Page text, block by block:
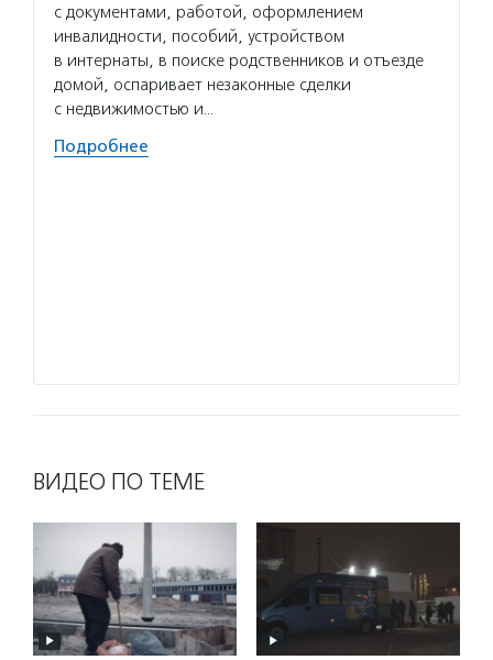
с документами, работой, оформлением
инвалидности, пособий, устройством
в интернаты, в поиске родственников и отъезде
домой, оспаривает незаконные сделки
с недвижимостью и…
Подробнее
ВИДЕО ПО ТЕМЕ